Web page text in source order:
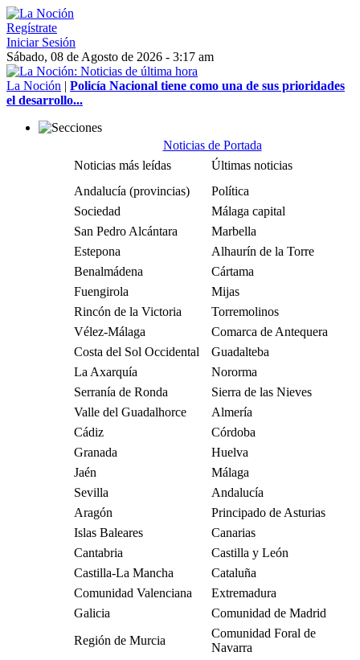
Regístrate
Iniciar Sesión
Sábado, 08 de Agosto de 2026 - 3:17 am
La Noción | Policía Nacional tiene como una de sus prioridades
el desarrollo...
Noticias de Portada
Noticias más leídas
Últimas noticias
Andalucía (provincias)
Política
Sociedad
Málaga capital
San Pedro Alcántara
Marbella
Estepona
Alhaurín de la Torre
Benalmádena
Cártama
Fuengirola
Mijas
Rincón de la Victoria
Torremolinos
Vélez-Málaga
Comarca de Antequera
Costa del Sol Occidental
Guadalteba
La Axarquía
Nororma
Serranía de Ronda
Sierra de las Nieves
Valle del Guadalhorce
Almería
Cádiz
Córdoba
Granada
Huelva
Jaén
Málaga
Sevilla
Andalucía
Aragón
Principado de Asturias
Islas Baleares
Canarias
Cantabria
Castilla y León
Castilla-La Mancha
Cataluña
Comunidad Valenciana
Extremadura
Galicia
Comunidad de Madrid
Región de Murcia
Comunidad Foral de
Navarra